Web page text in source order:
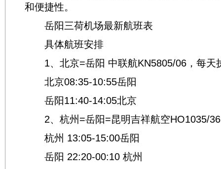
和便捷性。
岳阳三荷机场最新航班表
具体航班安排
1、北京=岳阳 中联航KN5805/06，每天
北京08:35-10:55岳阳
岳阳11:40-14:05北京
2、杭州=岳阳=昆明吉祥航空HO1035/36
杭州 13:05-15:00岳阳
岳阳 22:20-00:10 杭州